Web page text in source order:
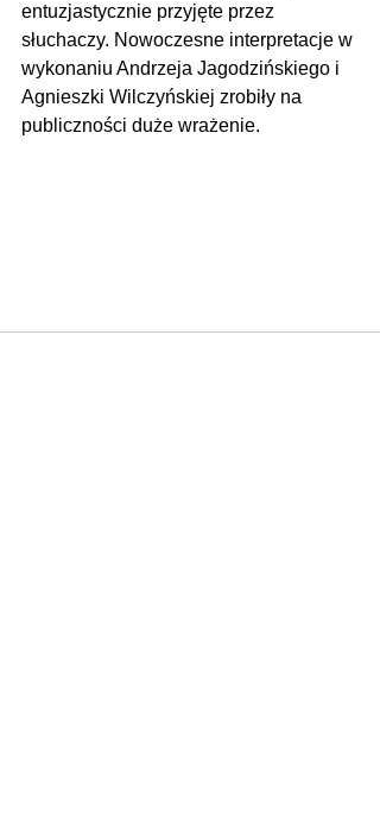
entuzjastycznie przyjęte przez
słuchaczy. Nowoczesne interpretacje w
wykonaniu Andrzeja Jagodzińskiego i
Agnieszki Wilczyńskiej zrobiły na
publiczności duże wrażenie.